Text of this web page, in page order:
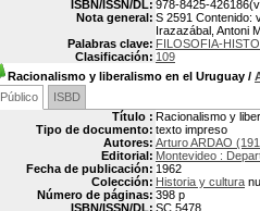
ISBN/ISSN/DL: 978-8425-
Nota general: S 2591 Contenido:
Irazazábal, Antoni
Palabras clave: FILOSOFIA-
Clasificación: 109
Racionalismo y liberalismo en el Uruguay /
Público
ISBD
Título : Racionalismo y
Tipo de documento: texto impreso
Autores: Arturo ARDAO
Editorial: Montevideo :
Fecha de publicación: 1962
Colección: Historia y cultura
Número de páginas: 398 p
ISBN/ISSN/DL: SC 5478